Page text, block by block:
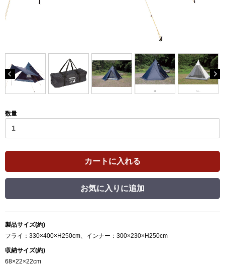
数量
カートに入れる
お気に入りに追加
製品サイズ(約)
フライ：330×400×H250cm、インナー：300×230×H250cm
収納サイズ(約)
68×22×22cm